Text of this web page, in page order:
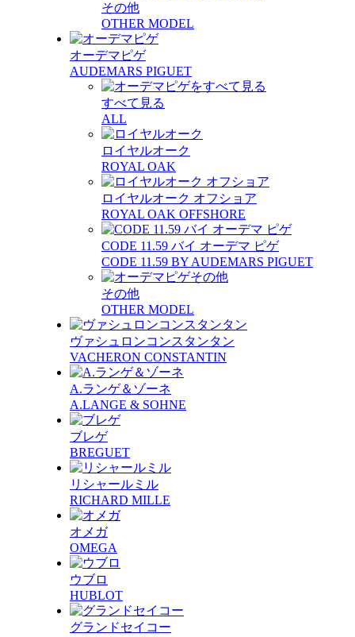
その他
OTHER MODEL
オーデマピゲ
AUDEMARS PIGUET
すべて見る
ALL
ロイヤルオーク
ROYAL OAK
ロイヤルオーク オフショア
ROYAL OAK OFFSHORE
CODE 11.59 バイ オーデマ ピゲ
CODE 11.59 BY AUDEMARS PIGUET
その他
OTHER MODEL
ヴァシュロンコンスタンタン
VACHERON CONSTANTIN
A.ランゲ＆ゾーネ
A.LANGE & SOHNE
ブレゲ
BREGUET
リシャールミル
RICHARD MILLE
オメガ
OMEGA
ウブロ
HUBLOT
グランドセイコー